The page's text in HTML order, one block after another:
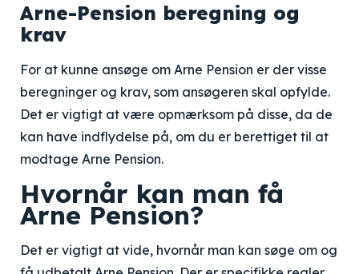
Arne-Pension beregning og
krav
For at kunne ansøge om Arne Pension er der visse
beregninger og krav, som ansøgeren skal opfylde.
Det er vigtigt at være opmærksom på disse, da de
kan have indflydelse på, om du er berettiget til at
modtage Arne Pension.
Hvornår kan man få
Arne Pension?
Det er vigtigt at vide, hvornår man kan søge om og